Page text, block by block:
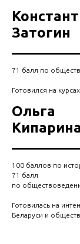
Затогин
71 балл по
Готовился на
Ольга
Кипарина
100 баллов по
71 балл
по
Готовилась на
Беларуси и